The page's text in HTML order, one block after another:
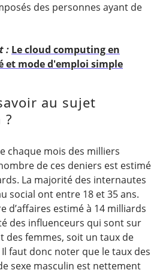
des personnes ayant de
: Le cloud computing en
et mode d'emploi simple
au sujet
?
chaque mois des milliers
de ces deniers est estimé
La majorité des internautes
social ont entre 18 et 35 ans.
d’affaires estimé à 14 milliards
des influenceurs qui sont sur
des femmes, soit un taux de
faut donc noter que le taux des
sexe masculin est nettement